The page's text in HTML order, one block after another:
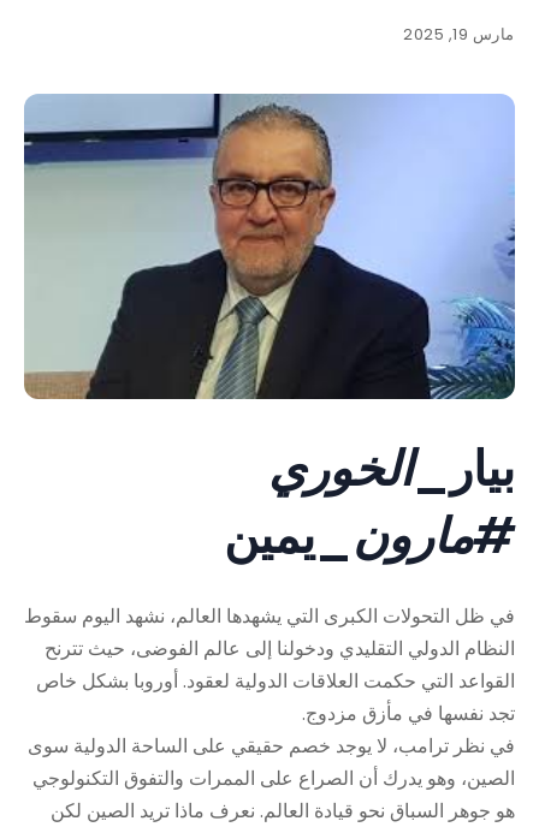
مارس 19, 2025
بيار_الخوري
#مارون_يمين
في ظل التحولات الكبرى التي يشهدها العالم، نشهد اليوم سقوط
النظام الدولي التقليدي ودخولنا إلى عالم الفوضى، حيث تترنح
القواعد التي حكمت العلاقات الدولية لعقود. أوروبا بشكل خاص
تجد نفسها في مأزق مزدوج.
في نظر ترامب، لا يوجد خصم حقيقي على الساحة الدولية سوى
الصين، وهو يدرك أن الصراع على الممرات والتفوق التكنولوجي
هو جوهر السباق نحو قيادة العالم. نعرف ماذا تريد الصين لكن